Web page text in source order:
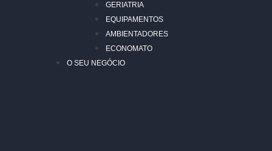
GERIATRIA
EQUIPAMENTOS
AMBIENTADORES
ECONOMATO
O SEU NEGÓCIO